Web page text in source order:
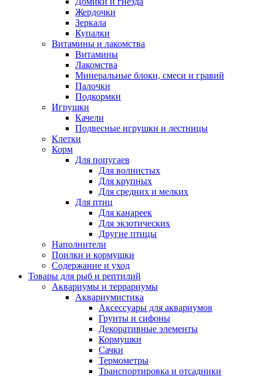
Жердочки
Зеркала
Купалки
Витамины и лакомства
Витамины
Лакомства
Минеральные блоки, смеси и гравий
Палочки
Подкормки
Игрушки
Качели
Подвесные игрушки и лестницы
Клетки
Корм
Для попугаев
Для волнистых
Для крупных
Для средних и мелких
Для птиц
Для канареек
Для экзотических
Другие птицы
Наполнители
Поилки и кормушки
Содержание и уход
Товары для рыб и рептилий
Аквариумы и террариумы
Аквариумистика
Аксессуары для аквариумов
Грунты и сифоны
Декоративные элементы
Кормушки
Сачки
Термометры
Транспортировка и отсадники